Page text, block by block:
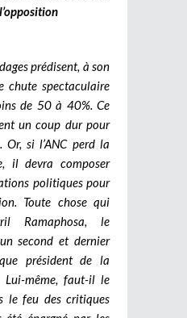
prédisent, à son
chute spectaculaire
de 50 à 40%. Ce
un coup dur pour
si l’ANC perd la
il devra composer
politiques pour
Toute chose qui
Ramaphosa, le
second et dernier
président de la
Lui-même, faut-il le
le feu des critiques